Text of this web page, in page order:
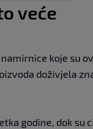
veće
koje su
doživjela
godine, dok su